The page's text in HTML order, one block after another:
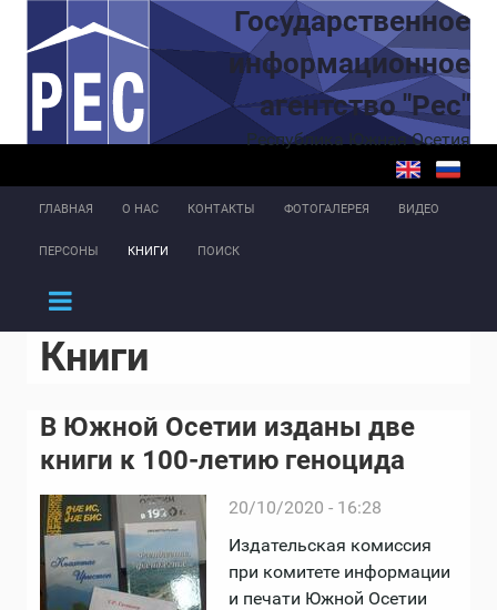
Перейти к основному содержаниюГосударственное
информационное
агентство "Рес"
Республика Южная Осетия
ГЛАВНАЯ О НАС КОНТАКТЫ ФОТОГАЛЕРЕЯ ВИДЕО
ПЕРСОНЫ КНИГИ ПОИСК
Книги
В Южной Осетии изданы две
книги к 100-летию геноцида
20/10/2020 - 16:28
Издательская комиссия
при комитете информации
и печати Южной Осетии